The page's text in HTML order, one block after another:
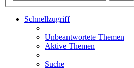
Schnellzugriff
Unbeantwortete Themen
Aktive Themen
Suche